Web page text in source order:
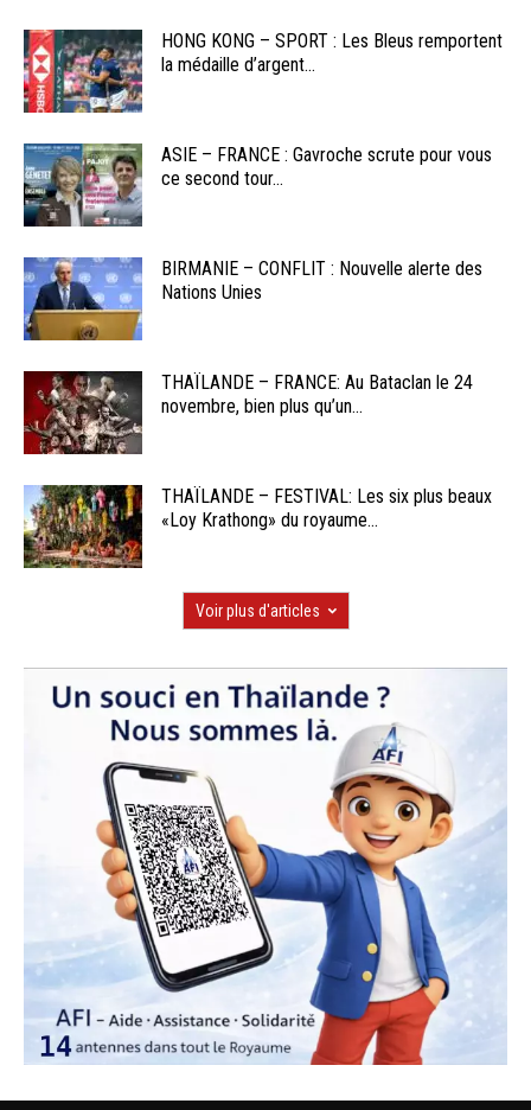
HONG KONG – SPORT : Les Bleus remportent
la médaille d’argent...
ASIE – FRANCE : Gavroche scrute pour vous
ce second tour...
BIRMANIE – CONFLIT : Nouvelle alerte des
Nations Unies
THAÏLANDE – FRANCE: Au Bataclan le 24
novembre, bien plus qu’un...
THAÏLANDE – FESTIVAL: Les six plus beaux
«Loy Krathong» du royaume...
Voir plus d'articles